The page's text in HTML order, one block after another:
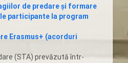
de predare și formare
participante la program
Erasmus+ (acorduri
(STA) prevăzută într-